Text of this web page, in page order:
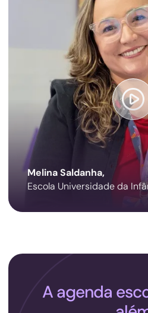

Melina Saldanha,
Escola Universidade da
A agenda